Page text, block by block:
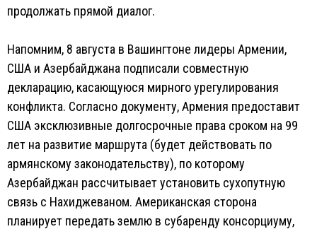
продолжать прямой диалог.
Напомним, 8 августа в Вашингтоне лидеры Армении,
США и Азербайджана подписали совместную
декларацию, касающуюся мирного урегулирования
конфликта. Согласно документу, Армения предоставит
США эксклюзивные долгосрочные права сроком на 99
лет на развитие маршрута (будет действовать по
армянскому законодательству), по которому
Азербайджан рассчитывает установить сухопутную
связь с Нахиджеваном. Американская сторона
планирует передать землю в субаренду консорциуму,